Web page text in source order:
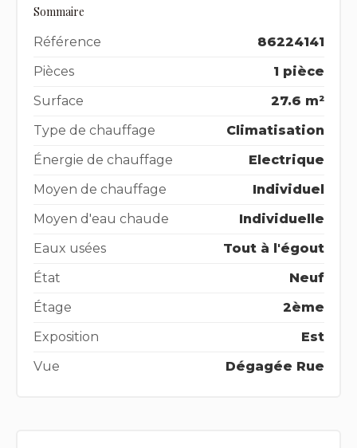
Sommaire
Référence
86224141
Pièces
1 pièce
Surface
27.6 m²
Type de chauffage
Climatisation
Énergie de chauffage
Electrique
Moyen de chauffage
Individuel
Moyen d'eau chaude
Individuelle
Eaux usées
Tout à l'égout
État
Neuf
Étage
2ème
Exposition
Est
Vue
Dégagée Rue